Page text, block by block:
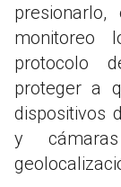
monitoreo
protocolo
proteger a
dispositivos
y